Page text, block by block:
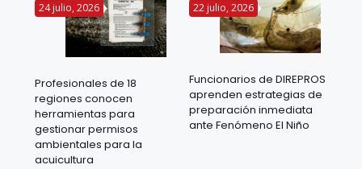
24 julio, 2026
Profesionales de 18
regiones conocen
herramientas para
gestionar permisos
ambientales para la
acuicultura
22 julio, 2026
Funcionarios de DIREPROS
aprenden estrategias de
preparación inmediata
ante Fenómeno El Niño